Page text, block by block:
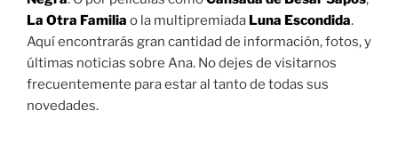
La Otra Familia o la multipremiada Luna Escondida.
Aquí encontrarás gran cantidad de información, fotos, y
últimas noticias sobre Ana. No dejes de visitarnos
frecuentemente para estar al tanto de todas sus
novedades.